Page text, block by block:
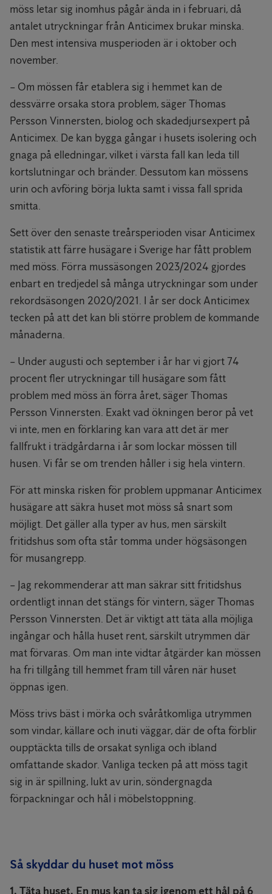
möss letar sig inomhus pågår ända in i februari, då
antalet utryckningar från Anticimex brukar minska.
Den mest intensiva musperioden är i oktober och
november.
– Om mössen får etablera sig i hemmet kan de
dessvärre orsaka stora problem, säger Thomas
Persson Vinnersten, biolog och skadedjursexpert på
Anticimex. De kan bygga gångar i husets isolering och
gnaga på elledningar, vilket i värsta fall kan leda till
kortslutningar och bränder. Dessutom kan mössens
urin och avföring börja lukta samt i vissa fall sprida
smitta.
Sett över den senaste treårsperioden visar Anticimex
statistik att färre husägare i Sverige har fått problem
med möss. Förra mussäsongen 2023/2024 gjordes
enbart en tredjedel så många utryckningar som under
rekordsäsongen 2020/2021. I år ser dock Anticimex
tecken på att det kan bli större problem de kommande
månaderna.
– Under augusti och september i år har vi gjort 74
procent fler utryckningar till husägare som fått
problem med möss än förra året, säger Thomas
Persson Vinnersten. Exakt vad ökningen beror på vet
vi inte, men en förklaring kan vara att det är mer
fallfrukt i trädgårdarna i år som lockar mössen till
husen. Vi får se om trenden håller i sig hela vintern.
För att minska risken för problem uppmanar Anticimex
husägare att säkra huset mot möss så snart som
möjligt. Det gäller alla typer av hus, men särskilt
fritidshus som ofta står tomma under högsäsongen
för musangrepp.
– Jag rekommenderar att man säkrar sitt fritidshus
ordentligt innan det stängs för vintern, säger Thomas
Persson Vinnersten. Det är viktigt att täta alla möjliga
ingångar och hålla huset rent, särskilt utrymmen där
mat förvaras. Om man inte vidtar åtgärder kan mössen
ha fri tillgång till hemmet fram till våren när huset
öppnas igen.
Möss trivs bäst i mörka och svåråtkomliga utrymmen
som vindar, källare och inuti väggar, där de ofta förblir
oupptäckta tills de orsakat synliga och ibland
omfattande skador. Vanliga tecken på att möss tagit
sig in är spillning, lukt av urin, söndergnagda
förpackningar och hål i möbelstoppning.
Så skyddar du huset mot möss
1. Täta huset. En mus kan ta sig igenom ett hål på 6